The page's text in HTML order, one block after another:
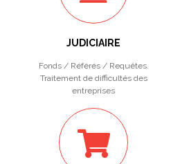
JUDICIAIRE
Fonds / Référés / Requêtes.
Traitement de difficultés des
entreprises